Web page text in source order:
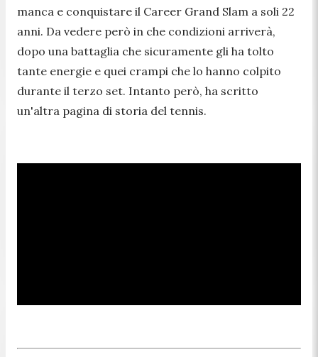
manca e conquistare il Career Grand Slam a soli 22
anni. Da vedere però in che condizioni arriverà,
dopo una battaglia che sicuramente gli ha tolto
tante energie e quei crampi che lo hanno colpito
durante il terzo set. Intanto però, ha scritto
un'altra pagina di storia del tennis.